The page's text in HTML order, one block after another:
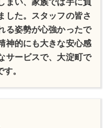
した。スタッフの皆さ
る姿勢が心強かったで
神的にも大きな安心感
サービスで、大淀町で
。